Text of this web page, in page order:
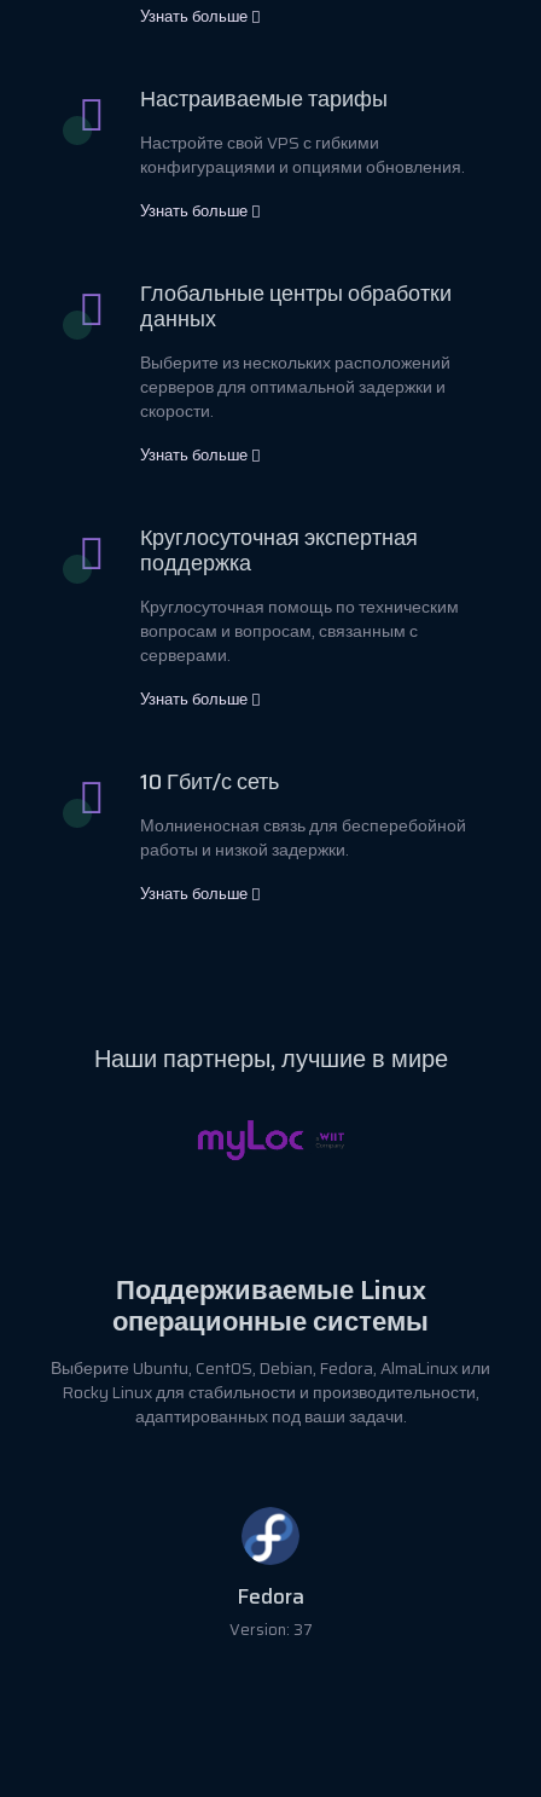
Узнать больше
Настраиваемые тарифы
Настройте свой VPS с гибкими
конфигурациями и опциями обновления.
Узнать больше
Глобальные центры обработки
данных
Выберите из нескольких расположений
серверов для оптимальной задержки и
скорости.
Узнать больше
Круглосуточная экспертная
поддержка
Круглосуточная помощь по техническим
вопросам и вопросам, связанным с
серверами.
Узнать больше
10 Гбит/с сеть
Молниеносная связь для бесперебойной
работы и низкой задержки.
Узнать больше
Наши партнеры,лучшие в мире
Поддерживаемые Linux
операционные системы
Выберите Ubuntu, CentOS, Debian, Fedora, AlmaLinux или
Rocky Linux для стабильности и производительности,
адаптированных под ваши задачи.
Fedora
Version: 37